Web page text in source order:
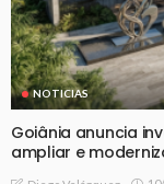
NOTICIAS
Goiânia anuncia
ampliar e